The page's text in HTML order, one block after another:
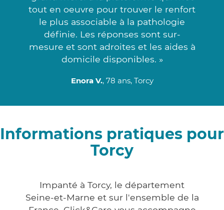
tout en oeuvre pour trouver le renfort
le plus associable à la pathologie
définie. Les réponses sont sur-
mesure et sont adroites et les aides à
domicile disponibles. »
Enora V., 78 ans, Torcy
Informations pratiques pour
Torcy
Impanté à Torcy, le département
Seine-et-Marne et sur l'ensemble de la